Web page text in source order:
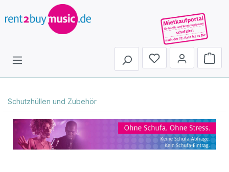
Du hast 0 Produkte
Schutzhüllen und Zubehör